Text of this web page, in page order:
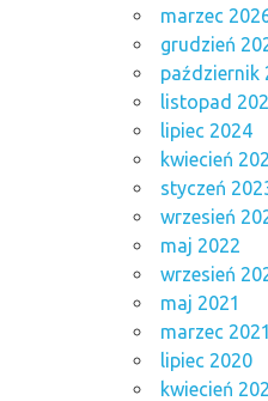
marzec
grudzień
październik
listopad
lipiec 2024
kwiecień
styczeń
wrzesień
maj 2022
wrzesień
maj 2021
marzec 2021
lipiec 2020
kwiecień